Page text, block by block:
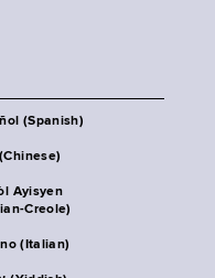
(Spanish)
Ayisyen
Creole)
(Italian)